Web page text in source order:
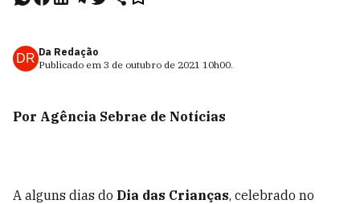
DR Da Redação
Publicado em 3 de outubro de 2021 10h00.
Por Agência Sebrae de Notícias
A alguns dias do Dia das Crianças, celebrado no